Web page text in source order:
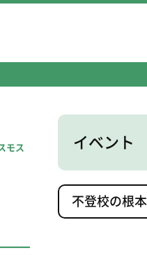
イベント
不登校の根
モス